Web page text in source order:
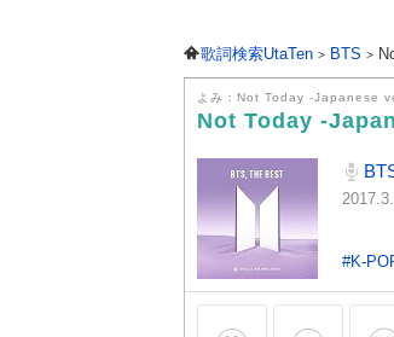
歌詞検索UtaTen BTS
よみ：Not Today -Japanese
Not Today -
#K-